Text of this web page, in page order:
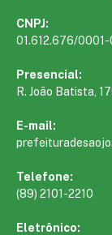
CNPJ:
01.612.676/
Presencial:
R. João Batista,
E-mail:
Telefone:
(89) 2101-2210
Eletrônico: